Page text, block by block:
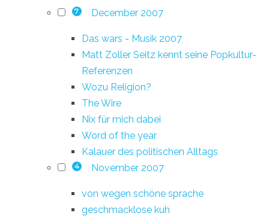
7 December 2007
Das wars - Musik 2007
Matt Zoller Seitz kennt seine Popkultur-
Referenzen
Wozu Religion?
The Wire
Nix für mich dabei
Word of the year
Kalauer des politischen Alltags
4 November 2007
von wegen schöne sprache
geschmacklose kuh